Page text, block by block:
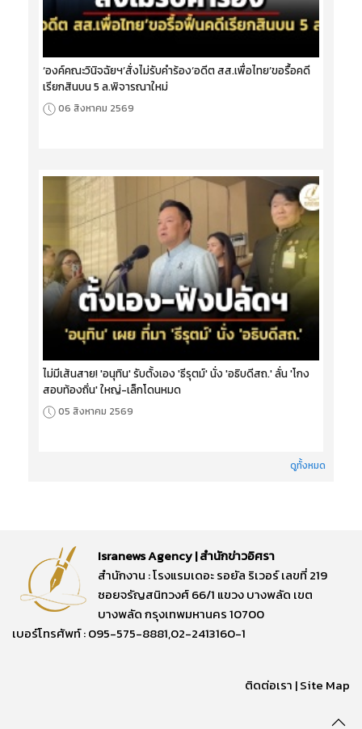
‘องค์คณะวินิจฉัยฯ’สั่งไม่รับคำร้อง‘อดีต สส.เพื่อไทย’ขอรื้อคดี
เรียกสินบน 5 ล.พิจารณาใหม่
06 สิงหาคม 2569
ไม่มีเส้นสาย! 'อนุทิน' รับตั้งเอง 'ธีรุตม์' นั่ง 'อธิบดีสถ.' ลั่น 'โกง
สอบท้องถิ่น' ใหญ่-เล็กโดนหมด
05 สิงหาคม 2569
ดูทั้งหมด
Isranews Agency | สำนักข่าวอิศรา
สำนักงาน : โรงแรมเดอะ รอยัล ริเวอร์ เลขที่ 219
ซอยจรัญสนิทวงศ์ 66/1 แขวง บางพลัด เขต
บางพลัด กรุงเทพมหานคร 10700
เบอร์โทรศัพท์ : 095-575-8881,02-2413160-1
ติดต่อเรา |Site Map